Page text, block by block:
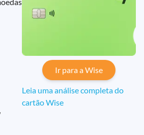
Ir para a Wise
Leia uma análise completa do
cartão Wise